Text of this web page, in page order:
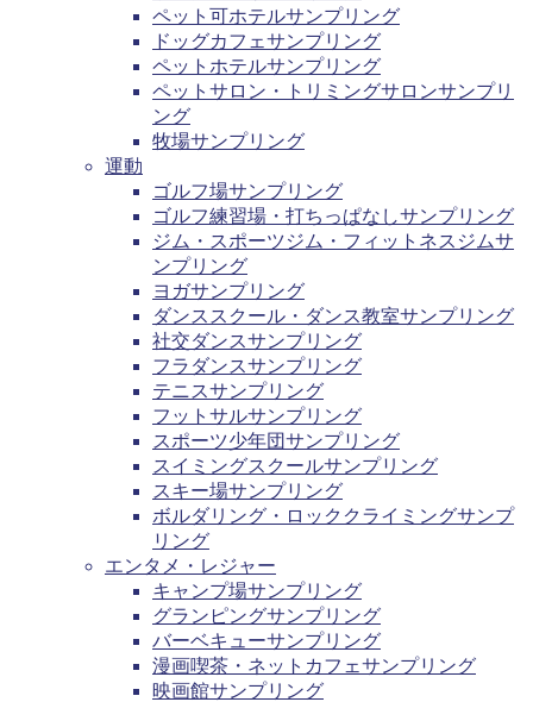
ペット可ホテルサンプリング
ドッグカフェサンプリング
ペットホテルサンプリング
ペットサロン・トリミングサロンサンプリ
ング
牧場サンプリング
運動
ゴルフ場サンプリング
ゴルフ練習場・打ちっぱなしサンプリング
ジム・スポーツジム・フィットネスジムサ
ンプリング
ヨガサンプリング
ダンススクール・ダンス教室サンプリング
社交ダンスサンプリング
フラダンスサンプリング
テニスサンプリング
フットサルサンプリング
スポーツ少年団サンプリング
スイミングスクールサンプリング
スキー場サンプリング
ボルダリング・ロッククライミングサンプ
リング
エンタメ・レジャー
キャンプ場サンプリング
グランピングサンプリング
バーベキューサンプリング
漫画喫茶・ネットカフェサンプリング
映画館サンプリング